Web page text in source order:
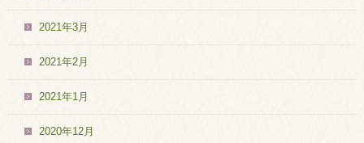
2021年3月
2021年2月
2021年1月
2020年12月